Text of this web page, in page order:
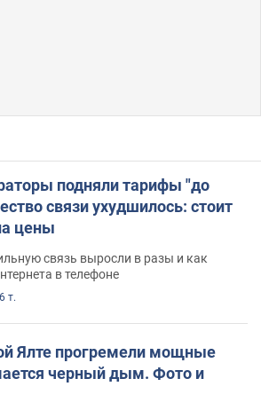
подняли тарифы "до
связи ухудшилось: стоит
цены
связь выросли в разы и как
в телефоне
т.
Ялте прогремели мощные
черный дым. Фото и